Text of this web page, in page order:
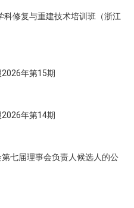
科修复与重建技术培训班（浙江
年第15期
年第14期
七届理事会负责人候选人的公